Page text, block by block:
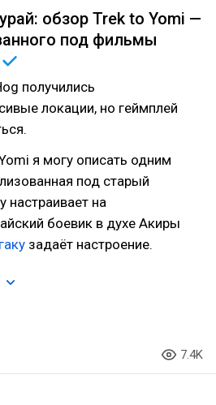
обзор Trek to Yomi —
под фильмы
получились
локации, но геймплей
я могу описать одним
под старый
настраивает на
боевик в духе Акиры
задаёт настроение.
7.4K